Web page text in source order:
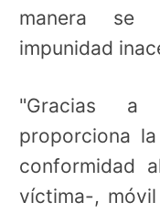
manera se
impunidad
"Gracias a
proporciona
conformidad
víctima-,